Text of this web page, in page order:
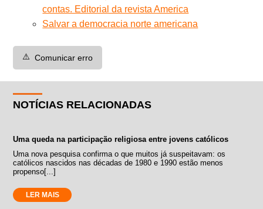
contas. Editorial da revista America
Salvar a democracia norte americana
⚠️ Comunicar erro
NOTÍCIAS RELACIONADAS
Uma queda na participação religiosa entre jovens católicos
Uma nova pesquisa confirma o que muitos já suspeitavam: os
católicos nascidos nas décadas de 1980 e 1990 estão menos
propenso[...]
LER MAIS